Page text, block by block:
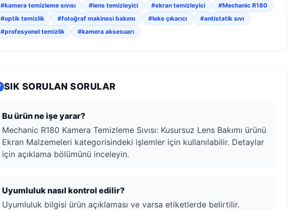
#kamera temizleme sıvısı #lens temizleyici #ekran temizleyici
#Mechanic R180
#optik temizlik
#fotoğraf makinesi bakımı #leke çıkarıcı
#antistatik sıvı
#profesyonel temizlik
#kamera aksesuarı
SIK SORULAN SORULAR
Bu ürün ne işe yarar?
Mechanic R180 Kamera Temizleme Sıvısı: Kusursuz Lens Bakımı ürünü
Ekran Malzemeleri kategorisindeki işlemler için kullanılabilir. Detaylar
için açıklama bölümünü inceleyin.
Uyumluluk nasıl kontrol edilir?
Uyumluluk bilgisi ürün açıklaması ve varsa etiketlerde belirtilir.